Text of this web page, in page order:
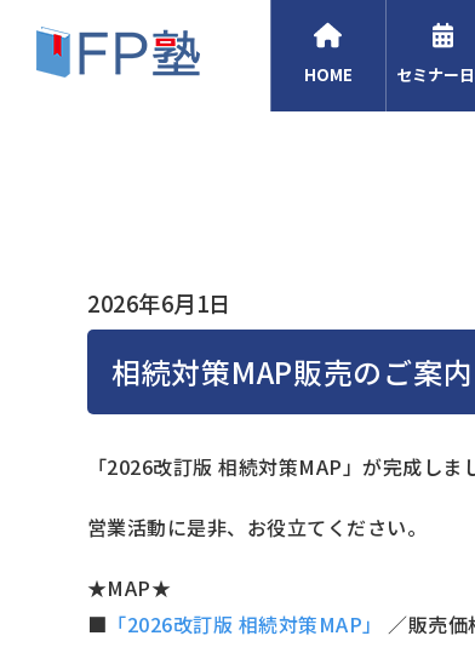
HOME セミナー
2026年6月1日
相続対策MAP販売のご案内
「2026改訂版 相続対策MAP」が完成しま
営業活動に是非、お役立てください。
★MAP★
■ 「2026改訂版 相続対策MAP」 ／販売